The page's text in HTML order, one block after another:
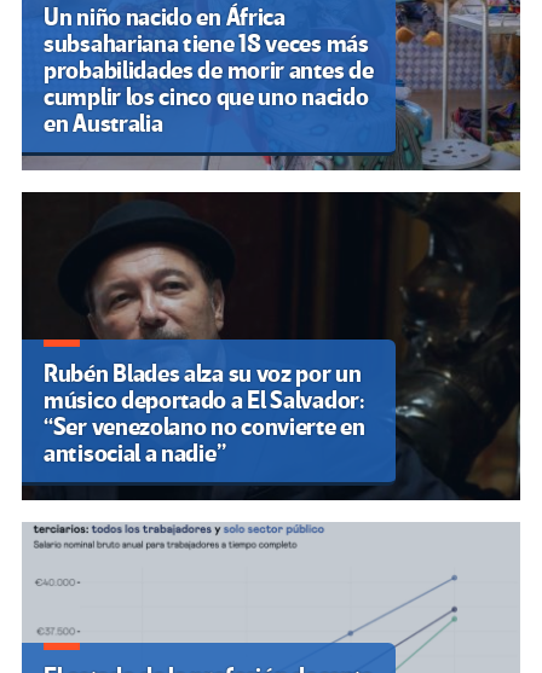
Un niño nacido en África
subsahariana tiene 18 veces más
probabilidades de morir antes de
cumplir los cinco que uno nacido
en Australia
Rubén Blades alza su voz por un
músico deportado a El Salvador:
“Ser venezolano no convierte en
antisocial a nadie”